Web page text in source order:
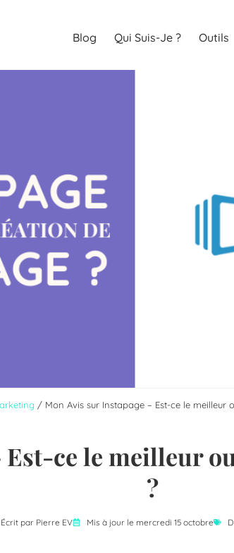
Blog Qui Suis-Je ? Outils
/ Mon Avis sur Instapage – Est-ce le
ce le meilleur
?
Écrit parPierre EV Mis à jour le mercredi 15 octobre